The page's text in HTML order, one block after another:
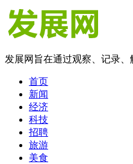
发展网旨在通过观察、记录
首页
新闻
经济
科技
招聘
旅游
美食